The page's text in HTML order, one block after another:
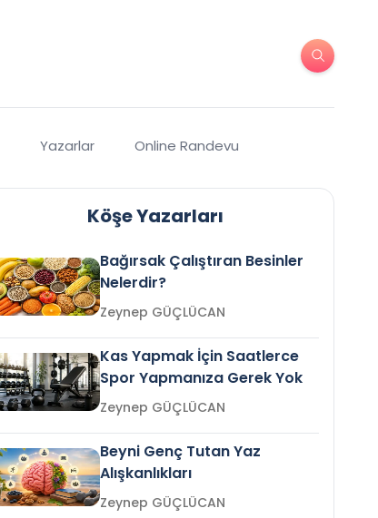
Yazarlar Online Randevu
Köşe Yazarları
Bağırsak Çalıştıran Besinler
Nelerdir?
Zeynep GÜÇLÜCAN
Kas Yapmak İçin Saatlerce
Spor Yapmanıza Gerek Yok
Zeynep GÜÇLÜCAN
Beyni Genç Tutan Yaz
Alışkanlıkları
Zeynep GÜÇLÜCAN